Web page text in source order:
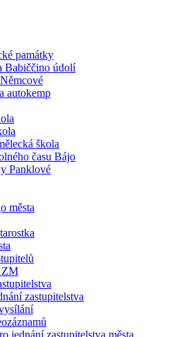
památky
Babiččino údolí
autokemp
škola
času Bájo
Panklové
města
ZM
zastupitelstva
jednání zastupitelstva města